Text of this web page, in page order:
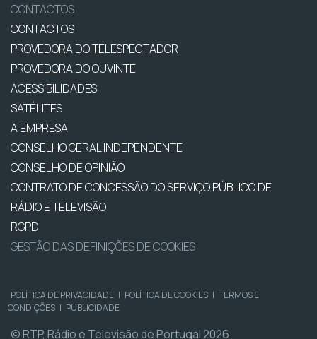
CONTACTOS
CONTACTOS
PROVEDORA DO TELESPECTADOR
PROVEDORA DO OUVINTE
ACESSIBILIDADES
SATÉLITES
A EMPRESA
CONSELHO GERAL INDEPENDENTE
CONSELHO DE OPINIÃO
CONTRATO DE CONCESSÃO DO SERVIÇO PÚBLICO DE
RÁDIO E TELEVISÃO
RGPD
GESTÃO DAS DEFINIÇÕES DE COOKIES
POLÍTICA DE PRIVACIDADE | POLÍTICA DE COOKIES | TERMOS E
CONDIÇÕES | PUBLICIDADE
© RTP, Rádio e Televisão de Portugal 2026